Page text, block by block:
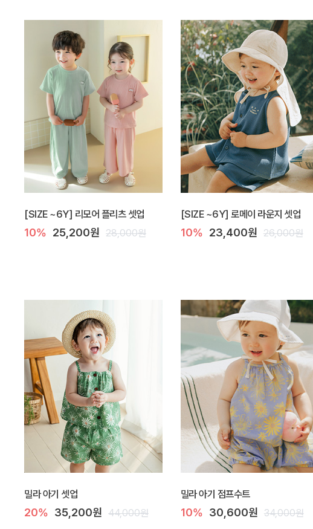
[SIZE ~6Y] 리모어 플리츠 셋업
10% 25,200원 28,000원
[SIZE ~6Y] 로메이 라운지 셋업
10% 23,400원 26,000원
밀라 아기 셋업
20% 35,200원 44,000원
밀라 아기 점프수트
10% 30,600원 34,000원